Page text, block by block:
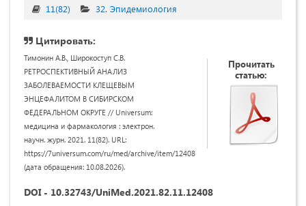
11(82)
32. Эпидемиология
Цитировать:
Тимонин А.В., Широкоступ С.В.
РЕТРОСПЕКТИВНЫЙ АНАЛИЗ
ЗАБОЛЕВАЕМОСТИ КЛЕЩЕВЫМ
ЭНЦЕФАЛИТОМ В СИБИРСКОМ
ФЕДЕРАЛЬНОМ ОКРУГЕ // Universum:
медицина и фармакология : электрон.
научн. журн. 2021. 11(82). URL:
https://7universum.com/ru/med/archive/item/12408
(дата обращения: 10.08.2026).
Прочитать
статью:
DOI - 10.32743/UniMed.2021.82.11.12408